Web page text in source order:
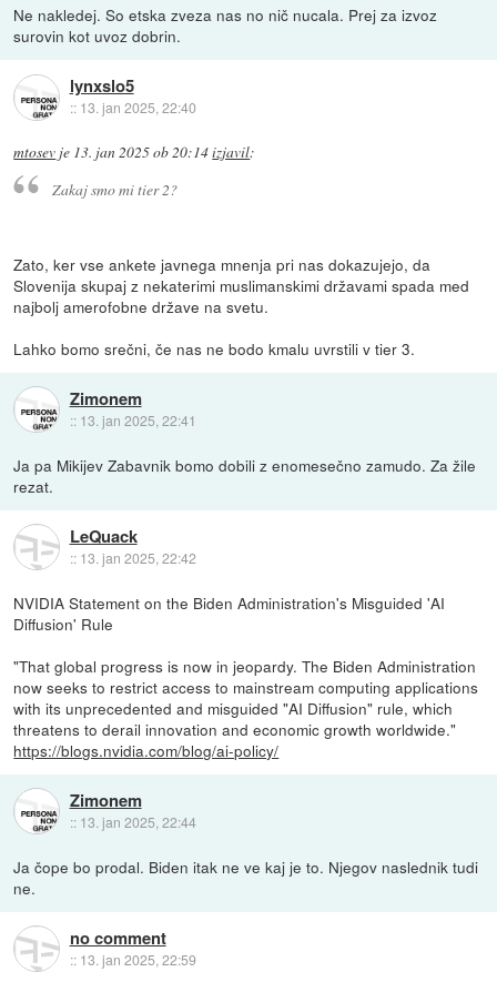
Ne nakledej. So etska zveza nas no nič nucala. Prej za izvoz
surovin kot uvoz dobrin.
lynxslo5
:: 13. jan 2025, 22:40
mtosev je 13. jan 2025 ob 20:14izjavil:
Zakaj smo mi tier 2?
Zato, ker vse ankete javnega mnenja pri nas dokazujejo, da
Slovenija skupaj z nekaterimi muslimanskimi državami spada med
najbolj amerofobne države na svetu.
Lahko bomo srečni, če nas ne bodo kmalu uvrstili v tier 3.
Zimonem
:: 13. jan 2025, 22:41
Ja pa Mikijev Zabavnik bomo dobili z enomesečno zamudo. Za žile
rezat.
LeQuack
:: 13. jan 2025, 22:42
NVIDIA Statement on the Biden Administration's Misguided 'AI
Diffusion' Rule
"That global progress is now in jeopardy. The Biden Administration
now seeks to restrict access to mainstream computing applications
with its unprecedented and misguided "AI Diffusion" rule, which
threatens to derail innovation and economic growth worldwide."
https://blogs.nvidia.com/blog/ai-policy/
Zimonem
:: 13. jan 2025, 22:44
Ja čope bo prodal. Biden itak ne ve kaj je to. Njegov naslednik tudi
ne.
no comment
:: 13. jan 2025, 22:59